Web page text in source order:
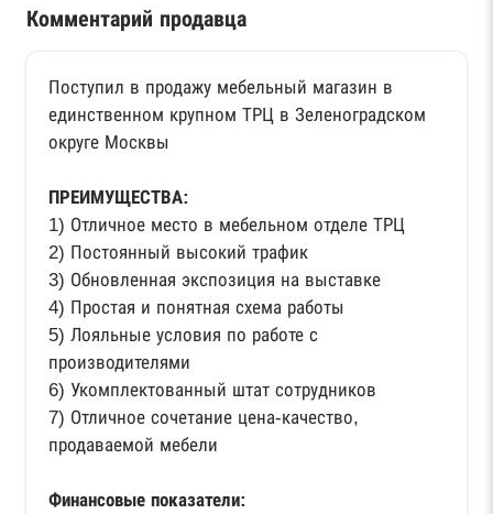
Комментарий продавца
Поступил в продажу мебельный магазин в
единственном крупном ТРЦ в Зеленоградском
округе Москвы
ПРЕИМУЩЕСТВА:
1) Отличное место в мебельном отделе ТРЦ
2) Постоянный высокий трафик
3) Обновленная экспозиция на выставке
4) Простая и понятная схема работы
5) Лояльные условия по работе с
производителями
6) Укомплектованный штат сотрудников
7) Отличное сочетание цена-качество,
продаваемой мебели
Финансовые показатели: